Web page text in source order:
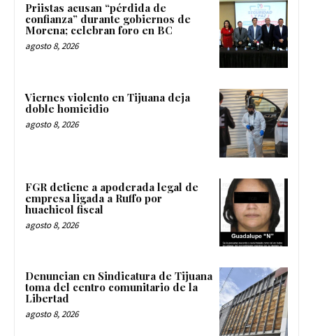
Priistas acusan “pérdida de
confianza” durante gobiernos de
Morena; celebran foro en BC
agosto 8, 2026
Viernes violento en Tijuana deja
doble homicidio
agosto 8, 2026
FGR detiene a apoderada legal de
empresa ligada a Ruffo por
huachicol fiscal
agosto 8, 2026
Denuncian en Sindicatura de Tijuana
toma del centro comunitario de la
Libertad
agosto 8, 2026